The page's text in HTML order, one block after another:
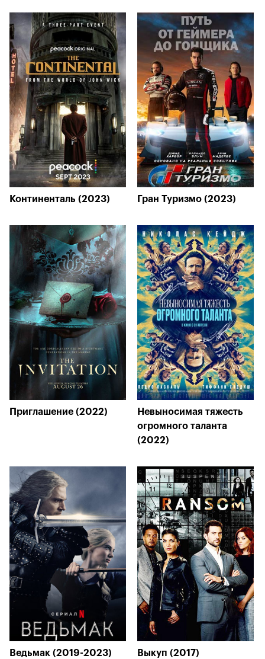
Континенталь (2023) Гран Туризмо (2023)
Приглашение (2022)
Невыносимая тяжесть
огромного таланта
(2022)
Ведьмак (2019-2023) Выкуп (2017)